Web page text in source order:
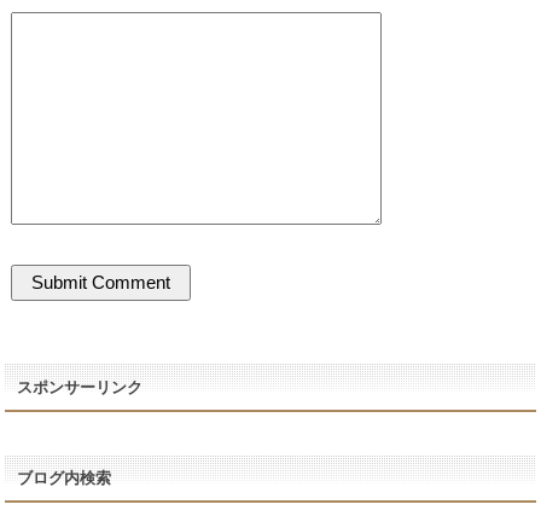
スポンサーリンク
ブログ内検索